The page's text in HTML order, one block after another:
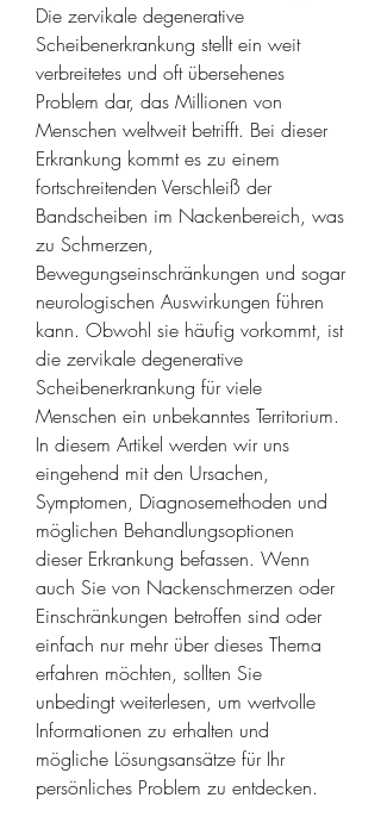
Die zervikale degenerative
Scheibenerkrankung stellt ein weit
verbreitetes und oft übersehenes
Problem dar, das Millionen von
Menschen weltweit betrifft. Bei dieser
Erkrankung kommt es zu einem
fortschreitenden Verschleiß der
Bandscheiben im Nackenbereich, was
zu Schmerzen,
Bewegungseinschränkungen und sogar
neurologischen Auswirkungen führen
kann. Obwohl sie häufig vorkommt, ist
die zervikale degenerative
Scheibenerkrankung für viele
Menschen ein unbekanntes Territorium.
In diesem Artikel werden wir uns
eingehend mit den Ursachen,
Symptomen, Diagnosemethoden und
möglichen Behandlungsoptionen
dieser Erkrankung befassen. Wenn
auch Sie von Nackenschmerzen oder
Einschränkungen betroffen sind oder
einfach nur mehr über dieses Thema
erfahren möchten, sollten Sie
unbedingt weiterlesen, um wertvolle
Informationen zu erhalten und
mögliche Lösungsansätze für Ihr
persönliches Problem zu entdecken.